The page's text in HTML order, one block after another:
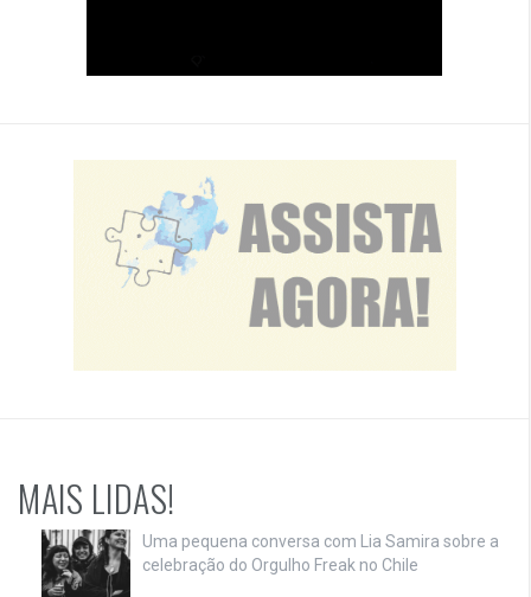
MAIS LIDAS!
Uma pequena conversa com Lia Samira sobre a
celebração do Orgulho Freak no Chile